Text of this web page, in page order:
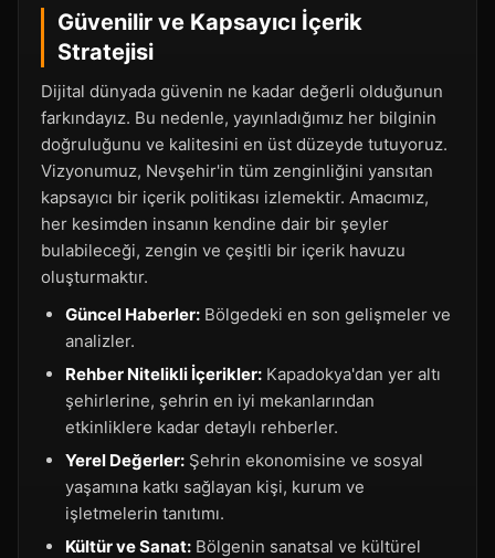
Güvenilir ve Kapsayıcı İçerik
Stratejisi
Dijital dünyada güvenin ne kadar değerli olduğunun
farkındayız. Bu nedenle, yayınladığımız her bilginin
doğruluğunu ve kalitesini en üst düzeyde tutuyoruz.
Vizyonumuz, Nevşehir'in tüm zenginliğini yansıtan
kapsayıcı bir içerik politikası izlemektir. Amacımız,
her kesimden insanın kendine dair bir şeyler
bulabileceği, zengin ve çeşitli bir içerik havuzu
oluşturmaktır.
Güncel Haberler: Bölgedeki en son gelişmeler ve
analizler.
Rehber Nitelikli İçerikler: Kapadokya'dan yer altı
şehirlerine, şehrin en iyi mekanlarından
etkinliklere kadar detaylı rehberler.
Yerel Değerler: Şehrin ekonomisine ve sosyal
yaşamına katkı sağlayan kişi, kurum ve
işletmelerin tanıtımı.
Kültür ve Sanat: Bölgenin sanatsal ve kültürel